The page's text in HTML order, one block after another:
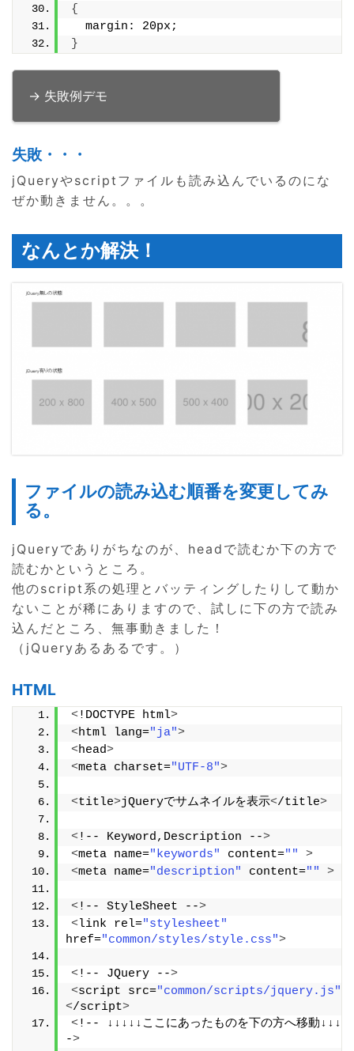
{
  margin: 20px;
}
→ 失敗例デモ
失敗・・・
jQueryやscriptファイルも読み込んでいるのにな
ぜか動きません。。。
なんとか解決！
ファイルの読み込む順番を変更してみ
る。
jQueryでありがちなのが、headで読むか下の方で
読むかというところ。
他のscript系の処理とバッティングしたりして動か
ないことが稀にありますので、試しに下の方で読み
込んだところ、無事動きました！
（jQueryあるあるです。）
HTML
<!DOCTYPE html>
<html lang="ja">
<head>
<meta charset="UTF-8">
<title>jQueryでサムネイルを表示</title>
<!-- Keyword,Description -->
<meta name="keywords" content=""
>
<meta name="description" content="" >
<!-- StyleSheet -->
<link rel="stylesheet"
href="common/styles/style.css">
<!-- JQuery -->
<script src="common/scripts/jquery.js"
</script>
<!-- ↓↓↓↓↓ここにあったものを下の方へ移動
->